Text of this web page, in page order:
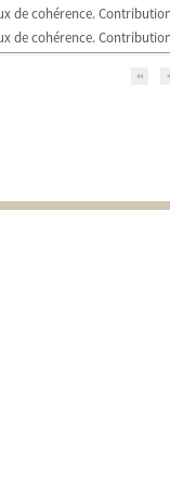
de cohérence.
de cohérence.